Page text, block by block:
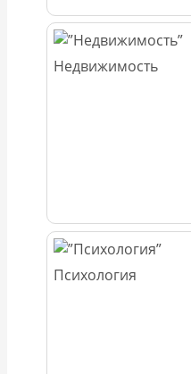
Недвижимость
Психология